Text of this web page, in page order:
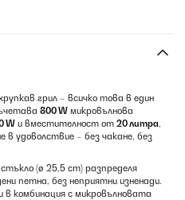
грил – всичко това в един
800 W микровълнова
W и вместителност от 20 литра,
в удоволствие – без чакане, без
(ø 25,5 cm) разпределя
петна, без неприятни изненади.
комбинация с микровълновата